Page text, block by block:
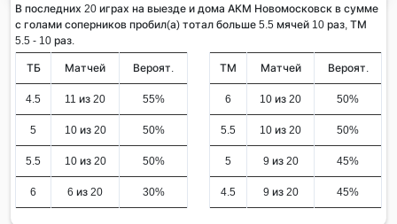
В последних 20 играх на выезде и дома АКМ Новомосковск в сумме
с голами соперников пробил(а) тотал больше 5.5 мячей 10 раз, ТМ
5.5 - 10 раз.
ТБ Матчей Вероят.
4.5 11 из 20 55%
5 10 из 20 50%
5.5 10 из 20 50%
6 6 из 20 30%
ТМ Матчей Вероят.
6 10 из 20 50%
5.5 10 из 20 50%
5 9 из 20 45%
4.5 9 из 20 45%